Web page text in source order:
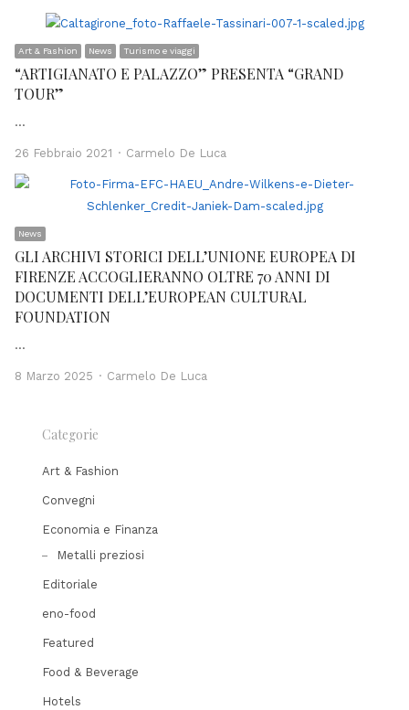
Art & Fashion News Turismo e viaggi
“ARTIGIANATO E PALAZZO” PRESENTA “GRAND
TOUR”
…
26 Febbraio 2021 Author
Carmelo De Luca
News
GLI ARCHIVI STORICI DELL’UNIONE EUROPEA DI
FIRENZE ACCOGLIERANNO OLTRE 70 ANNI DI
DOCUMENTI DELL’EUROPEAN CULTURAL
FOUNDATION
…
8 Marzo 2025 Author
Carmelo De Luca
Categorie
Art & Fashion
Convegni
Economia e Finanza
Metalli preziosi
Editoriale
eno-food
Featured
Food & Beverage
Hotels